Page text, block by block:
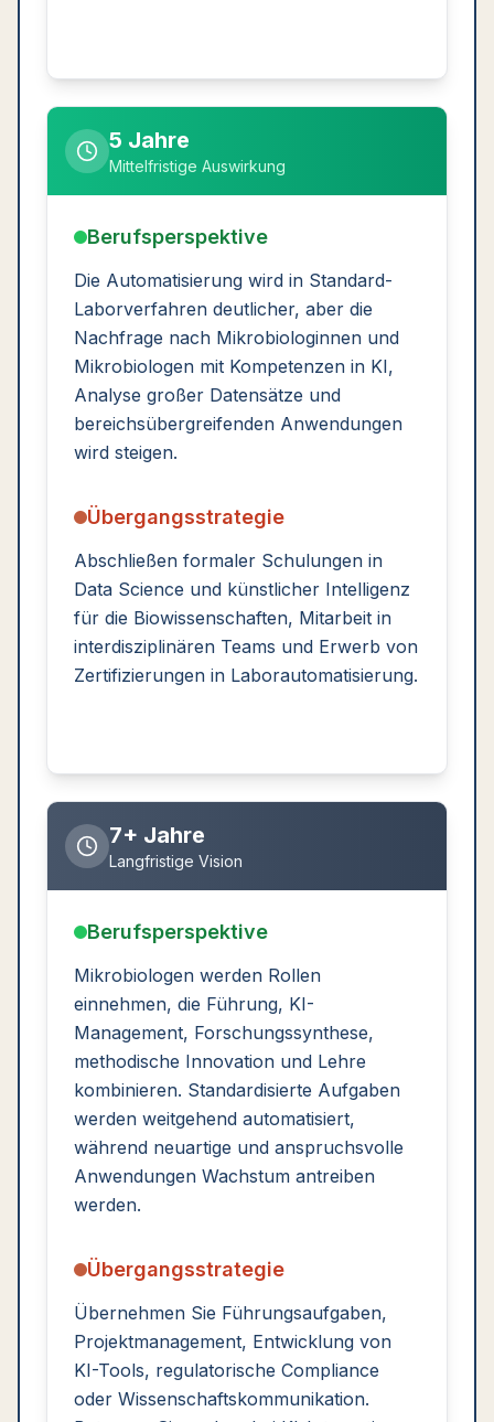
5 Jahre
Mittelfristige Auswirkung
Berufsperspektive
Die Automatisierung wird in Standard-
Laborverfahren deutlicher, aber die
Nachfrage nach Mikrobiologinnen und
Mikrobiologen mit Kompetenzen in KI,
Analyse großer Datensätze und
bereichsübergreifenden Anwendungen
wird steigen.
Übergangsstrategie
Abschließen formaler Schulungen in
Data Science und künstlicher Intelligenz
für die Biowissenschaften, Mitarbeit in
interdisziplinären Teams und Erwerb von
Zertifizierungen in Laborautomatisierung.
7+ Jahre
Langfristige Vision
Berufsperspektive
Mikrobiologen werden Rollen
einnehmen, die Führung, KI-
Management, Forschungssynthese,
methodische Innovation und Lehre
kombinieren. Standardisierte Aufgaben
werden weitgehend automatisiert,
während neuartige und anspruchsvolle
Anwendungen Wachstum antreiben
werden.
Übergangsstrategie
Übernehmen Sie Führungsaufgaben,
Projektmanagement, Entwicklung von
KI-Tools, regulatorische Compliance
oder Wissenschaftskommunikation.